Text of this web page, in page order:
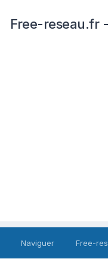
Free-reseau.fr
Naviguer Free-